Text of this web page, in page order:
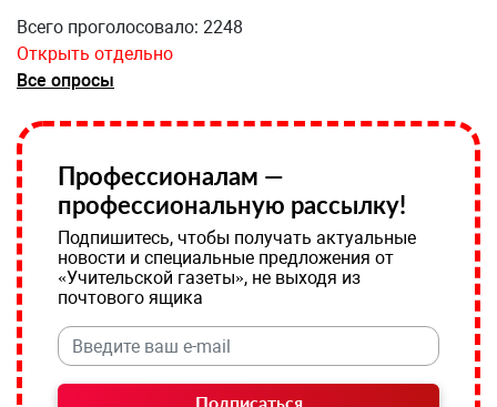
Всего проголосовало: 2248
Открыть отдельно
Все опросы
Профессионалам —
профессиональную рассылку!
Подпишитесь, чтобы получать актуальные
новости и специальные предложения от
«Учительской газеты», не выходя из
почтового ящика
Подписаться